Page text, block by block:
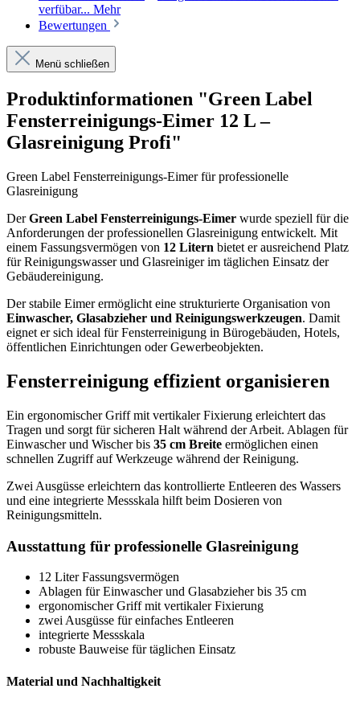
verfübar... Mehr
Bewertungen
Menü schließen
Produktinformationen "Green Label
Fensterreinigungs-Eimer 12 L –
Glasreinigung Profi"
Green Label Fensterreinigungs-Eimer für professionelle
Glasreinigung
DerGreen Label Fensterreinigungs-Eimer wurde speziell für die
Anforderungen der professionellen Glasreinigung entwickelt. Mit
einem Fassungsvermögen von 12 Litern bietet er ausreichend Platz
für Reinigungswasser und Glasreiniger im täglichen Einsatz der
Gebäudereinigung.
Der stabile Eimer ermöglicht eine strukturierte Organisation von
Einwascher, Glasabzieher und Reinigungswerkzeugen. Damit
eignet er sich ideal für Fensterreinigung in Bürogebäuden, Hotels,
öffentlichen Einrichtungen oder Gewerbeobjekten.
Fensterreinigung effizient organisieren
Ein ergonomischer Griff mit vertikaler Fixierung erleichtert das
Tragen und sorgt für sicheren Halt während der Arbeit. Ablagen für
Einwascher und Wischer bis 35 cm Breite ermöglichen einen
schnellen Zugriff auf Werkzeuge während der Reinigung.
Zwei Ausgüsse erleichtern das kontrollierte Entleeren des Wassers
und eine integrierte Messskala hilft beim Dosieren von
Reinigungsmitteln.
Ausstattung für professionelle Glasreinigung
12 Liter Fassungsvermögen
Ablagen für Einwascher und Glasabzieher bis 35 cm
ergonomischer Griff mit vertikaler Fixierung
zwei Ausgüsse für einfaches Entleeren
integrierte Messskala
robuste Bauweise für täglichen Einsatz
Material und Nachhaltigkeit